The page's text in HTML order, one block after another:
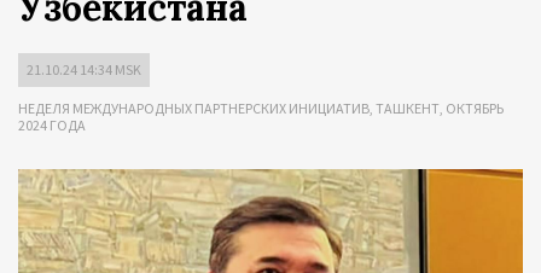
21.10.24 14:34 MSK
НЕДЕЛЯ МЕЖДУНАРОДНЫХ ПАРТНЕРСКИХ ИНИЦИАТИВ, ТАШКЕНТ, ОКТЯБРЬ
2024 ГОДА